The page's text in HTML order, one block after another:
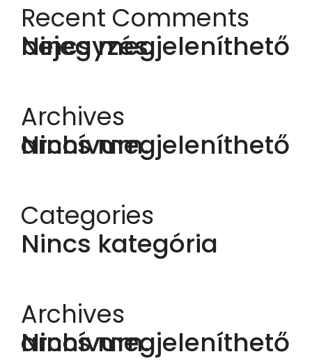
Recent Comments
Nincs megjeleníthető bejegyzés.
Archives
Nincs megjeleníthető archívum.
Categories
Nincs kategória
Archives
Nincs megjeleníthető archívum.